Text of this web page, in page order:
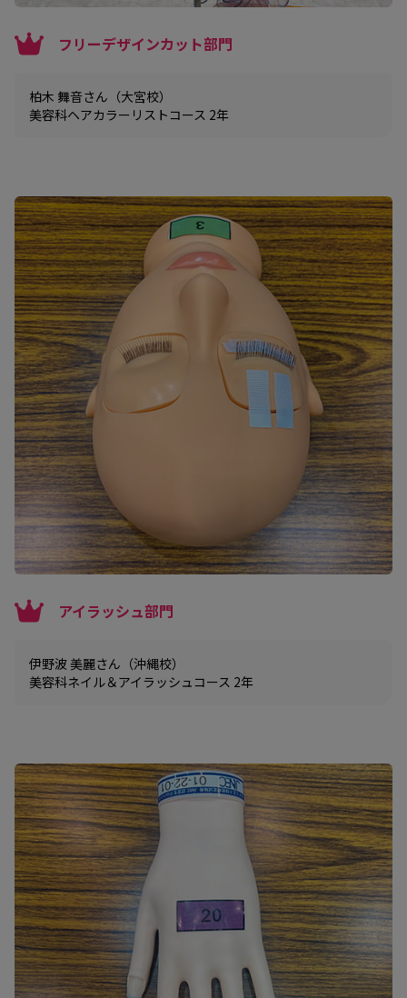
フリーデザインカット部門
柏木 舞音さん（大宮校）
美容科ヘアカラーリストコース 2年
アイラッシュ部門
伊野波 美麗さん（沖縄校）
美容科ネイル＆アイラッシュコース 2年